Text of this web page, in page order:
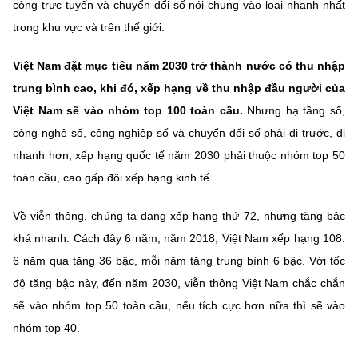
công trực tuyến và chuyển đổi số nói chung vào loại nhanh nhất
trong khu vực và trên thế giới.
Việt Nam đặt mục tiêu năm 2030 trở thành nước có thu nhập
trung bình cao, khi đó, xếp hạng về thu nhập đầu người của
Việt Nam sẽ vào nhóm top 100 toàn cầu. Nhưng hạ tầng số,
công nghệ số, công nghiệp số và chuyển đổi số phải đi trước, đi
nhanh hơn, xếp hạng quốc tế năm 2030 phải thuộc nhóm top 50
toàn cầu, cao gấp đôi xếp hạng kinh tế.
Về viễn thông, chúng ta đang xếp hạng thứ 72, nhưng tăng bậc
khá nhanh. Cách đây 6 năm, năm 2018, Việt Nam xếp hạng 108.
6 năm qua tăng 36 bậc, mỗi năm tăng trung bình 6 bậc. Với tốc
độ tăng bậc này, đến năm 2030, viễn thông Việt Nam chắc chắn
sẽ vào nhóm top 50 toàn cầu, nếu tích cực hơn nữa thì sẽ vào
nhóm top 40.